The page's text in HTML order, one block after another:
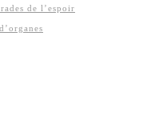
de l’espoir